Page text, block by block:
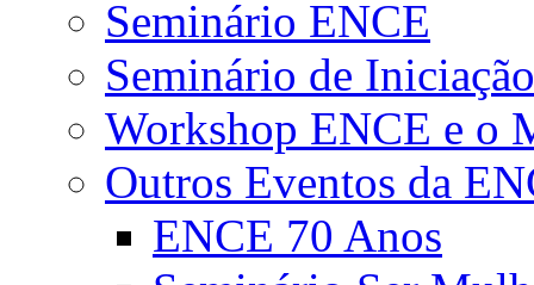
Seminário ENCE
Seminário de
Workshop ENCE e o
Outros Eventos da
ENCE 70 Anos